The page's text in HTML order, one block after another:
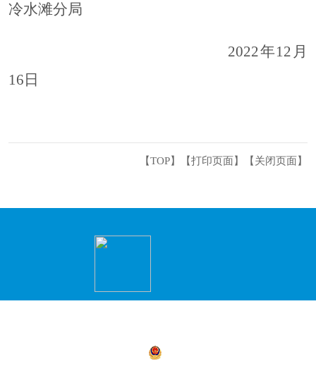
冷水滩分局
2022年12 月
16 日
【TOP】 【打印页面 】【 关闭页面 】